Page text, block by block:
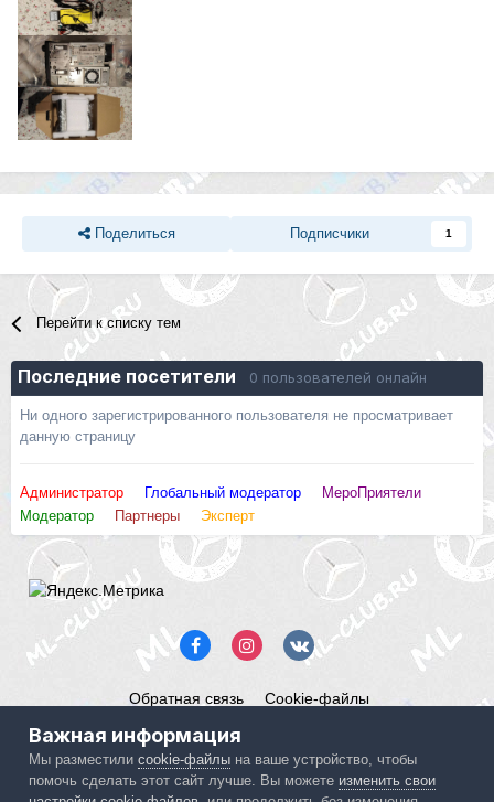
Поделиться Подписчики 1
Перейти к списку тем
Последние посетители 0 пользователей онлайн
Ни одного зарегистрированного пользователя не просматривает
данную страницу
Администратор Глобальный модератор
МероПриятели
Модератор
Партнеры Эксперт
Обратная связь Cookie-файлы
Powered by Invision Community
Важная информация
Мы разместилиcookie-файлы на ваше устройство, чтобы
помочь сделать этот сайт лучше. Вы можете изменить свои
IPS spam blocked by CleanTalk.